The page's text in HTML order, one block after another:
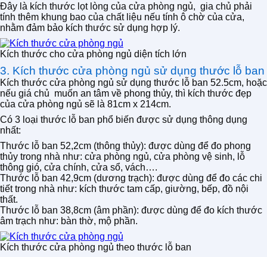
Đây là kích thước lọt lòng của cửa phòng ngủ, gia chủ phải
tính thêm khung bao của chất liệu nếu tính ô chờ của cửa,
nhằm đảm bảo kích thước sử dụng hợp lý.
Kích thước cho cửa phòng ngủ diện tích lớn
3. Kích thước cửa phòng ngủ sử dụng thước lỗ ban
Kích thước cửa phòng ngủ sử dụng thước lỗ ban 52.5cm, hoặc
nếu giá chủ muốn an tâm về phong thủy, thì kích thước đẹp
của cửa phòng ngủ sẽ là 81cm x 214cm.
Có 3 loại thước lỗ ban phổ biến được sử dụng thông dụng
nhất:
Thước lỗ ban 52,2cm (thông thủy): được dùng để đo phong
thủy trong nhà như: cửa phòng ngủ, cửa phòng vệ sinh, lỗ
thông gió, cửa chính, cửa sổ, vách….
Thước lỗ ban 42,9cm (dương trạch): được dùng để đo các chi
tiết trong nhà như: kích thước tam cấp, giường, bếp, đồ nội
thất.
Thước lỗ ban 38,8cm (âm phần): được dùng để đo kích thước
âm trạch như: bàn thờ, mộ phần.
Kích thước cửa phòng ngủ theo thước lỗ ban